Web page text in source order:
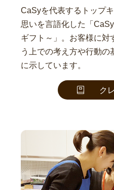
CaSyを代表するトップ
思いを言語化した「
ギフト～」。お客様に対
う上での考え方や行動の
に示しています。
ク